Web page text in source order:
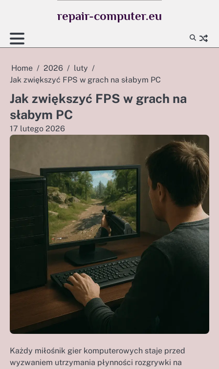
repair-computer.eu
Home 2026
luty
Jak zwiększyć FPS w grach na słabym PC
Jak zwiększyć FPS w grach na
słabym PC
17 lutego 2026
Każdy miłośnik gier komputerowych staje przed
wyzwaniem utrzymania płynności rozgrywki na